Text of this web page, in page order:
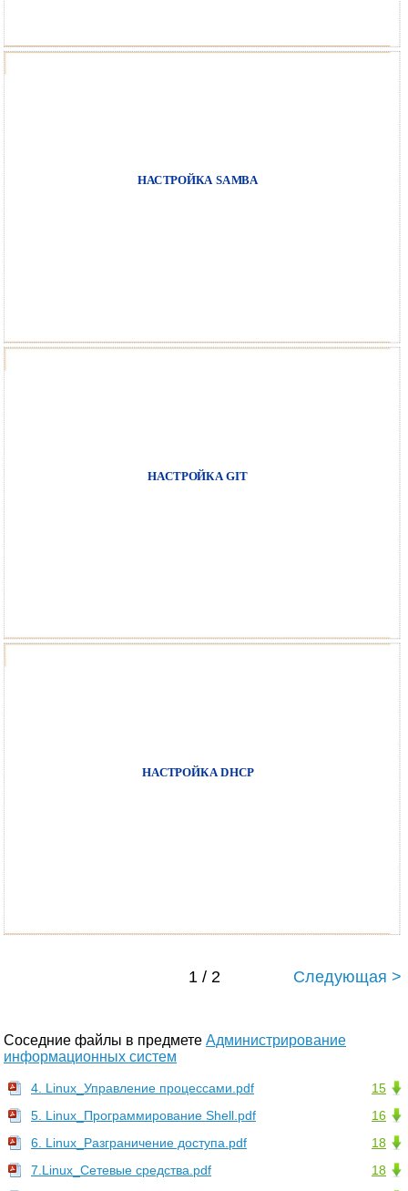
НАСТРОЙКА SAMBA
НАСТРОЙКА GIT
НАСТРОЙКА DHCP
1 / 2 Следующая >
Соседние файлы в предмете Администрирование
информационных систем
15
4. Linux_Управление процессами.pdf
16
5. Linux_Программирование Shell.pdf
18
6. Linux_Разграничение доступа.pdf
18
7.Linux_Сетевые средства.pdf